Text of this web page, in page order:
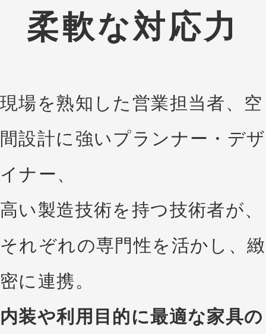
柔軟な対応力
現場を熟知した営業担当者、空
間設計に強いプランナー・デザ
イナー、
高い製造技術を持つ技術者が、
それぞれの専門性を活かし、緻
密に連携。
内装や利用目的に最適な家具の